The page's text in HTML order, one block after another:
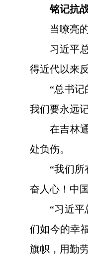
铭记抗
当嘹亮
习近平
得近代以来
“总书记
我们要永远
在吉林
处负伤。
“我们
奋人心！中
“习近
们如今的幸
旗帜，用勤